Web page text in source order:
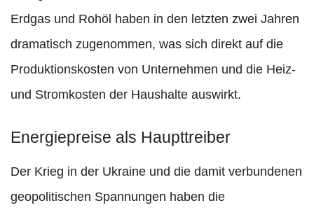
Erdgas und Rohöl haben in den letzten zwei Jahren
dramatisch zugenommen, was sich direkt auf die
Produktionskosten von Unternehmen und die Heiz-
und Stromkosten der Haushalte auswirkt.
Energiepreise als Haupttreiber
Der Krieg in der Ukraine und die damit verbundenen
geopolitischen Spannungen haben die